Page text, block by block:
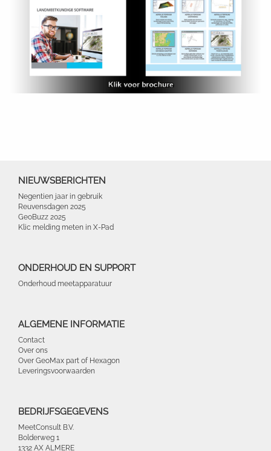
NIEUWSBERICHTEN
Negentien jaar in gebruik
Reuvensdagen 2025
GeoBuzz 2025
Klic melding meten in X-Pad
ONDERHOUD EN SUPPORT
Onderhoud meetapparatuur
ALGEMENE INFORMATIE
Contact
Over ons
Over GeoMax part of Hexagon
Leveringsvoorwaarden
BEDRIJFSGEGEVENS
MeetConsult B.V.
Bolderweg 1
1332 AX ALMERE